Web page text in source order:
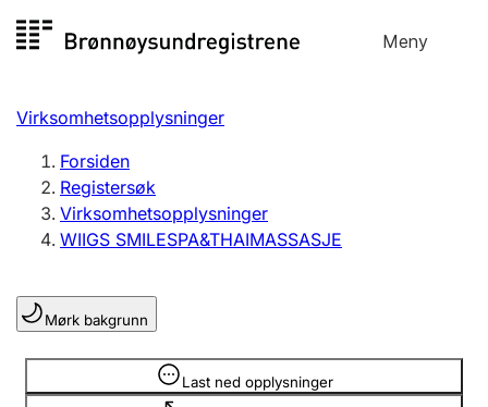
til
Meny
Registersøk
Aksjeselskap
Enkeltpersonforetak
Registrere, endre, slette
Lag og forening
Registrere, endre, slette
Virksomhetsopplysninger
Forsiden
Registersøk
Virksomhetsopplysninger
WIIGS SMILESPA&THAIMASSASJE
Mørk bakgrunn
Last ned opplysninger
Opplysninger er skjult